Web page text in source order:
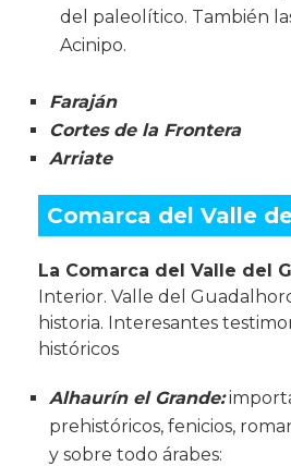
del paleolítico. También
Acinipo.
Faraján
Cortes de la Frontera
Arriate
Comarca del Valle
La Comarca del Valle del
Interior. Valle del
historia. Interesantes
históricos
Alhaurín el Grande:
prehistóricos, fenicios,
y sobre todo árabes: